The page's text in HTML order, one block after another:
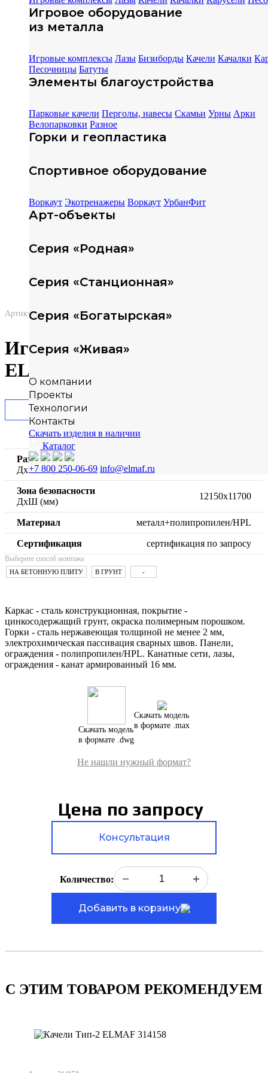
Игровое оборудование
из металла
Игровые комплексы Лазы Бизиборды Качели Качалки
Песочницы Батуты
Элементы благоустройства
Парковые качели Перголы, навесы Скамьи Урны Арки
Велопарковки Разное
Горки и геопластика
Спортивное оборудование
Воркаут Экотренажеры Воркаут УрбанФит
Арт-объекты
Серия «Родная»
Серия «Станционная»
Серия «Богатырская»
Серия «Живая»
О компании
Проекты
Технологии
Контакты
Скачать изделия в наличии
Каталог
+7 800 250-06-69 info@elmaf.ru
Артикул: 10803
Игровой комплекс Арена-3
ELMAF 10803
Гарантия
Размеры
ДхШхВ (мм)
Зона безопасности
ДхШ (мм)
12150х11700
Материал металл+полипропилен/HPL
Сертификация сертификация по запросу
Выберите способ монтажа
НА БЕТОННУЮ ПЛИТУ В ГРУНТ -
Каркас - сталь конструкционная, покрытие -
цинкосодержащий грунт, окраска полимерным порошком.
Горки - сталь нержавеющая толщиной не менее 2 мм,
электрохимическая пассивация сварных швов. Панели,
ограждения - полипропилен/HPL. Канатные сети, лазы,
ограждения - канат армированный 16 мм.
Скачать модель
в формате .dwg
Скачать модель
в формате .max
Не нашли нужный формат?
Цена по запросу
Консультация
Количество:
Добавить в корзину
С ЭТИМ ТОВАРОМ РЕКОМЕНДУЕМ